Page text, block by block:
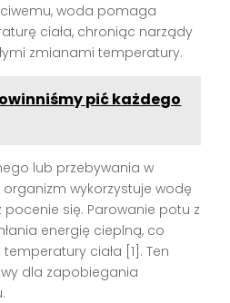
woda pomaga
ciała, chroniąc narządy
zmianami temperatury.
pić każdego
lub przebywania w
wykorzystuje wodę
się. Parowanie potu z
energię cieplną, co
ciała [1]. Ten
dla zapobiegania